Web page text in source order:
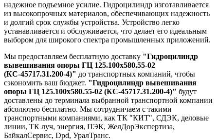
надежное подъемное усилие. Гидроцилиндр изготавливается
из высокопрочных материалов, обеспечивающих надежность
и долгий срок службы устройства. Устройство легко
устанавливается и обслуживается, что делает его идеальным
выбором для широкого спектра промышленных приложений.
Мы предоставляем бесплатную доставку "Гидроцилиндр
вывешивания опоры ГЦ 125.100х580.55-02
(КС-45717.31.200-4)" до транспортных компаний, чтобы
сэкономить ваш бюджет. "Гидроцилиндр вывешивания
опоры ГЦ 125.100х580.55-02 (КС-45717.31.200-4)" будут
доставлены до терминала выбранной транспортной компании
абсолютно бесплатно. Мы сотрудничаем с такими
транспортными компаниями, как ТК "КИТ", СДЭК, деловые
линии, ТК луч, энергия, ПЭК, ЖелДорЭкспертиза,
БайкалСервис, Dpd, УралТранс.